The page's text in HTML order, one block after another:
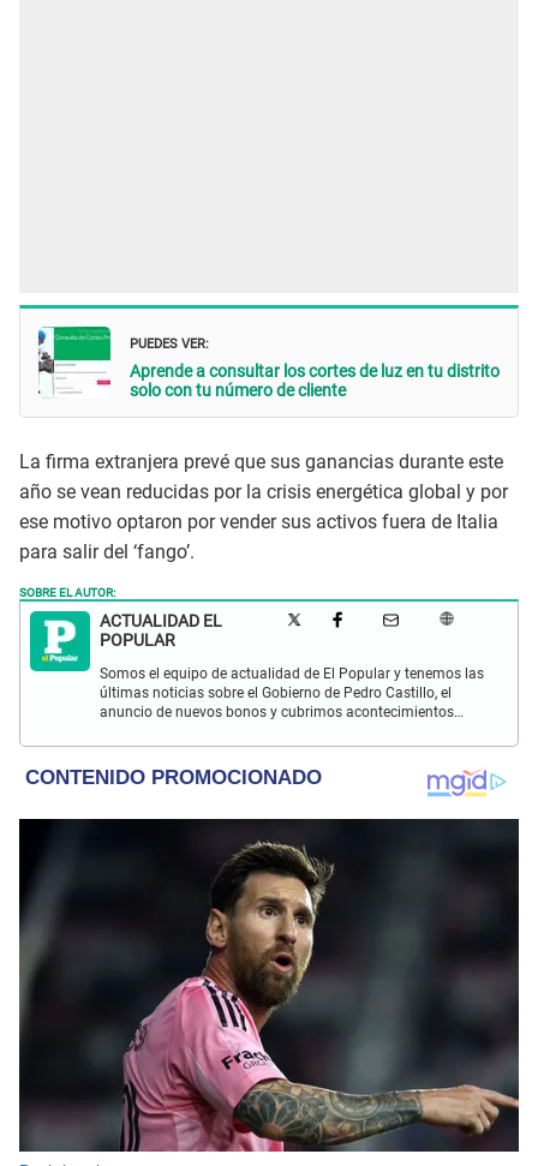
PUEDES VER:
Aprende a consultar los cortes de luz en tu distrito
solo con tu número de cliente
La firma extranjera prevé que sus ganancias durante este
año se vean reducidas por la crisis energética global y por
ese motivo optaron por vender sus activos fuera de Italia
para salir del ‘fango’.
SOBRE EL AUTOR:
ACTUALIDAD EL
POPULAR
Somos el equipo de actualidad de El Popular y tenemos las
últimas noticias sobre el Gobierno de Pedro Castillo, el
anuncio de nuevos bonos y cubrimos acontecimientos